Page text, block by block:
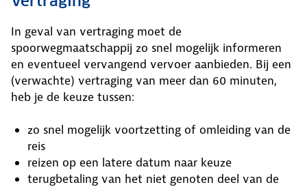
In geval van vertraging moet de
spoorwegmaatschappij zo snel mogelijk informeren
en eventueel vervangend vervoer aanbieden. Bij een
(verwachte) vertraging van meer dan 60 minuten,
heb je de keuze tussen:
zo snel mogelijk voortzetting of omleiding van de
reis
reizen op een latere datum naar keuze
terugbetaling van het niet genoten deel van de